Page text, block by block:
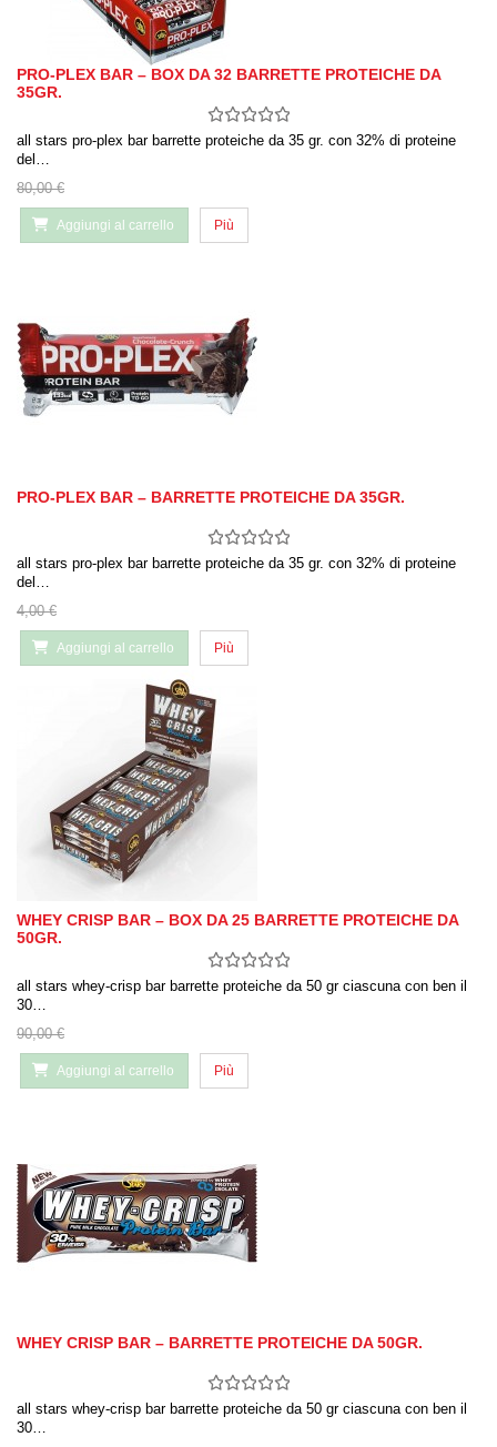
PRO-PLEX BAR – BOX DA 32 BARRETTE PROTEICHE DA
35GR.
all stars pro-plex bar barrette proteiche da 35 gr. con 32% di proteine
del…
80,00 €
Aggiungi al carrello Più
PRO-PLEX BAR – BARRETTE PROTEICHE DA 35GR.
all stars pro-plex bar barrette proteiche da 35 gr. con 32% di proteine
del…
4,00 €
Aggiungi al carrello Più
WHEY CRISP BAR – BOX DA 25 BARRETTE PROTEICHE DA
50GR.
all stars whey-crisp bar barrette proteiche da 50 gr ciascuna con ben il
30…
90,00 €
Aggiungi al carrello Più
WHEY CRISP BAR – BARRETTE PROTEICHE DA 50GR.
all stars whey-crisp bar barrette proteiche da 50 gr ciascuna con ben il
30…